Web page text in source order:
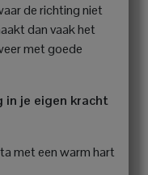
de richting niet
dan vaak het
met goede
in je eigen kracht
met een warm hart